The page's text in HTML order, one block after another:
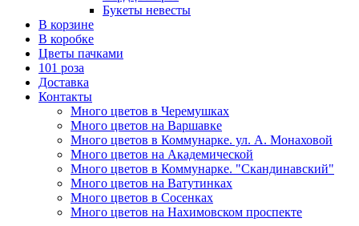
Букеты невесты
В корзине
В коробке
Цветы пачками
101 роза
Доставка
Контакты
Много цветов в Черемушках
Много цветов на Варшавке
Много цветов в Коммунарке. ул. А. Монаховой
Много цветов на Академической
Много цветов в Коммунарке. "Скандинавский"
Много цветов на Ватутинках
Много цветов в Сосенках
Много цветов на Нахимовском проспекте